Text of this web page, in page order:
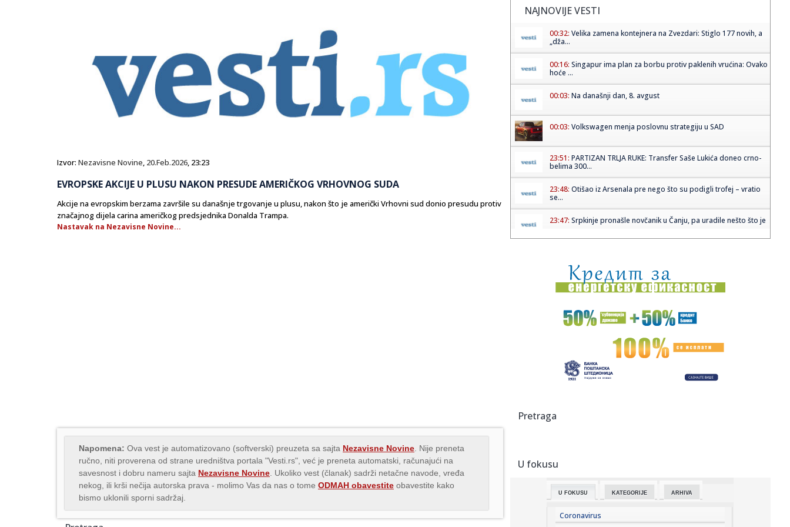
Izvor: Nezavisne Novine, 20.Feb.2026, 23:23
EVROPSKE AKCIJE U PLUSU NAKON PRESUDE AMERIČKOG VRHOVNOG SUDA
Akcije na evropskim berzama završile su današnje trgovanje u plusu, nakon što je američki Vrhovni sud donio presudu protiv
značajnog dijela carina američkog predsjednika Donalda Trampa.
Nastavak na Nezavisne Novine...
Napomena: Ova vest je automatizovano (softverski) preuzeta sa sajta Nezavisne Novine . Nije preneta
ručno, niti proverena od strane uredništva portala "Vesti.rs", već je preneta automatski, računajući na
savesnost i dobru nameru sajta Nezavisne Novine . Ukoliko vest (članak) sadrži netačne navode, vređa
nekog, ili krši nečija autorska prava - molimo Vas da nas o tome ODMAH obavestite obavestite kako
bismo uklonili sporni sadržaj.
NAJNOVIJE VESTI
00:32: Velika zamena kontejnera na Zvezdari: Stiglo 177 novih, a
„dža...
00:16: Singapur ima plan za borbu protiv paklenih vrućina: Ovako
hoće ...
00:03: Na današnji dan, 8. avgust
00:03: Volkswagen menja poslovnu strategiju u SAD
23:51: PARTIZAN TRLJA RUKE: Transfer Saše Lukića doneo crno-
belima 300...
23:48: Otišao iz Arsenala pre nego što su podigli trofej – vratio
se...
23:47: Srpkinje pronašle novčanik u Čanju, pa uradile nešto što je
23:42:Kraj za Aleksandru i Anu: Eliminisane već na startu
23:35:"Nema lakih utakmica, ali mi smo Vojvodina"
Ribakina sigurna u Torontu
23:32:Brenin potez posle pada razbesneo javnost: Devojka joj
na ene...
23:25:
23:24:
Ako ste planirali da kupite polovan automobil u Nemačkoj,
Pretraga
U fokusu
U FOKUSU KATEGORIJE ARHIVA
Coronavirus